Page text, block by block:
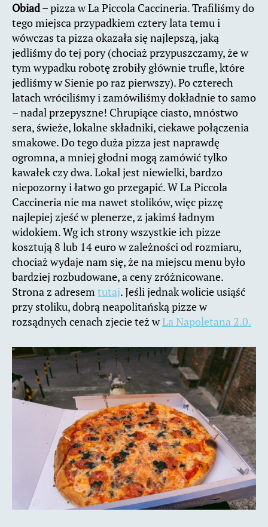
Obiad– pizza w La Piccola Caccineria. Trafiliśmy do
tego miejsca przypadkiem cztery lata temu i
wówczas ta pizza okazała się najlepszą, jaką
jedliśmy do tej pory (chociaż przypuszczamy, że w
tym wypadku robotę zrobiły głównie trufle, które
jedliśmy w Sienie po raz pierwszy). Po czterech
latach wróciliśmy i zamówiliśmy dokładnie to samo
– nadal przepyszne! Chrupiące ciasto, mnóstwo
sera, świeże, lokalne składniki, ciekawe połączenia
smakowe. Do tego duża pizza jest naprawdę
ogromna, a mniej głodni mogą zamówić tylko
kawałek czy dwa. Lokal jest niewielki, bardzo
niepozorny i łatwo go przegapić. W La Piccola
Caccineria nie ma nawet stolików, więc pizzę
najlepiej zjeść w plenerze, z jakimś ładnym
widokiem. Wg ich strony wszystkie ich pizze
kosztują 8 lub 14 euro w zależności od rozmiaru,
chociaż wydaje nam się, że na miejscu menu było
bardziej rozbudowane, a ceny zróżnicowane.
Strona z adresem tutaj. Jeśli jednak wolicie usiąść
przy stoliku, dobrą neapolitańską pizze w
rozsądnych cenach zjecie też wLa Napoletana 2.0.